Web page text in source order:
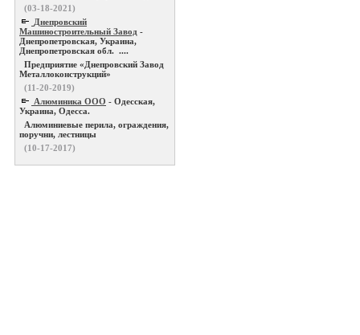
(03-18-2021)
Днепровский
Машиностроительный Завод -
Днепропетровская, Украина,
Днепропетровская обл. ....
Предприятие «Днепровский Завод
Металлоконструкций»
(11-20-2019)
Алюминика ООО - Одесская,
Украина, Одесса.
Алюминиевые перила, ограждения,
поручни, лестницы
(10-17-2017)